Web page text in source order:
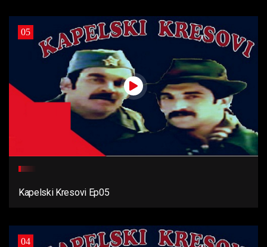
05
Kapelski Kresovi Ep05
04